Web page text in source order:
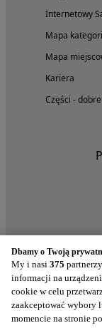
Internetowy
Mapa
Mapa
Kariera
Części -
Dbamy o Twoją
My i nasi 375
informacji na
cookie w celu
zaakceptować wybory
momencie na stronie